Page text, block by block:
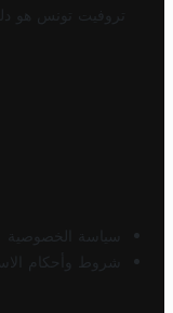
تروفيت تونس هو
سياسة الخصوصية
شروط وأحكام